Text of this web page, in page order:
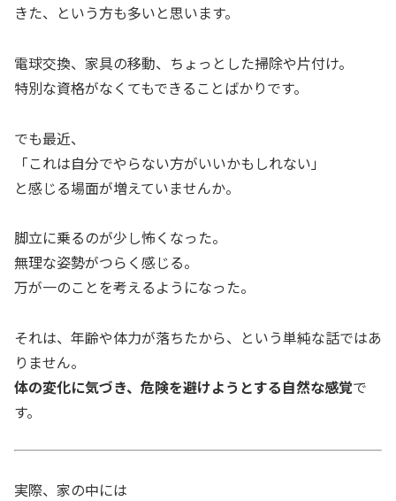
きた、という方も多いと思います。
電球交換、家具の移動、ちょっとした掃除や片付け。
特別な資格がなくてもできることばかりです。
でも最近、
「これは自分でやらない方がいいかもしれない」
と感じる場面が増えていませんか。
脚立に乗るのが少し怖くなった。
無理な姿勢がつらく感じる。
万が一のことを考えるようになった。
それは、年齢や体力が落ちたから、という単純な話ではあ
りません。
体の変化に気づき、危険を避けようとする自然な感覚で
す。
実際、家の中には